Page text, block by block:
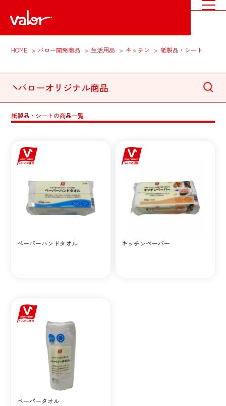
HOME バロー開発商品 生活用品 キッチン 紙製品・シート
バローオリジナル商品
紙製品・シートの商品一覧
ペーパーハンドタオル キッチンペーパー
ペーパータオル